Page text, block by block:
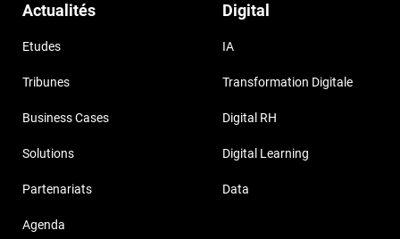
Actualités
Etudes
Tribunes
Business Cases
Solutions
Partenariats
Agenda
Digital
IA
Transformation Digitale
Digital RH
Digital Learning
Data